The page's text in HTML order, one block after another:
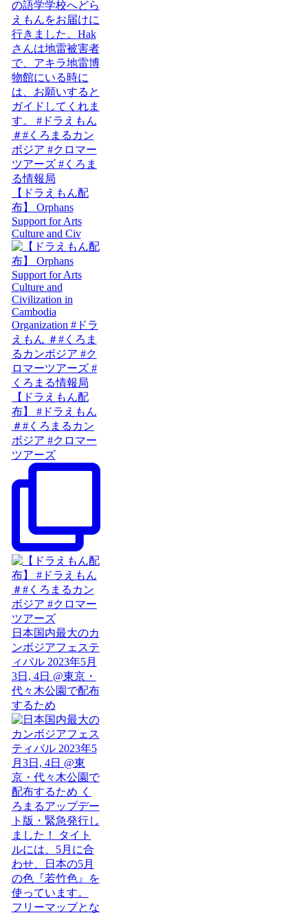
【ドラえもん配
布】 Orphans
Support for Arts
Culture and Civ
【ドラえもん配
布】 #ドラえもん
＃#くろまるカン
ボジア #クロマー
ツアーズ
日本国内最大のカ
ンボジアフェステ
ィバル 2023年5月
3日, 4日 @東京・
代々木公園で配布
するため